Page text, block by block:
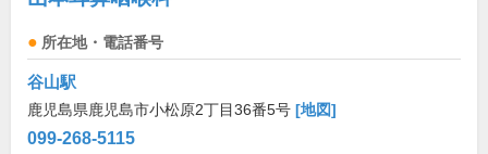
所在地・電話番号
谷山駅
鹿児島県鹿児島市小松原2丁目36番5号 [地図]
099-268-5115